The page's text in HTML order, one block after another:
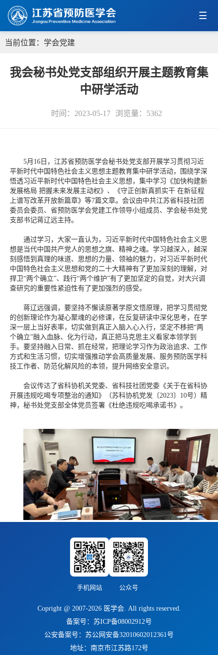
当前位置： 学会党建
我会秘书处党支部组织开展主题教育集
中研学活动
时间：2023-05-17 浏览量： 5362
5月16日，江苏省预防医学会秘书处党支部开展学习贯彻习近
平新时代中国特色社会主义思想主题教育集中研学活动，围绕学深
悟透习近平新时代中国特色社会主义思想，集中学习《加快构建新
发展格局 把握未来发展主动权》、《守正创新真抓实干 在新征程
上谱写改革开放新篇章》等7篇文章。会议由中共江苏省科技社团
委员会委员、省预防医学会党建工作领导小组成员、学会秘书处党
支部书记蒋辽远主持。
通过学习，大家一直认为，习近平新时代中国特色社会主义思
想是当代中国共产党人的思想之旗、精神之魂。学习越深入，越深
刻感悟到真理的味道、思想的力量、领袖的魅力，对习近平新时代
中国特色社会主义思想和党的二十大精神有了更加深刻的理解，对
捍卫“两个确立”、践行“两个维护”有了更加坚定的自觉，对大兴调
查研究的重要性紧迫性有了更加强烈的感受。
蒋辽远强调，要坚持不懈读原著学原文悟原理，把学习贯彻党
的创新理论作为凝心聚魂的必修课，在反复研读中深化思考，在学
深一层上当好表率，切实做到真正入脑入心入行，坚定不移把“两
个确立”融入血脉、化为行动，真正把马克思主义看家本领学到
手。要坚持融入日常、抓在经常，把理论学习作为政治追求、工作
方式和生活习惯，切实增强推动学会高质量发展、服务预防医学科
技工作者、防范化解风险的本领，提升网络安全意识。
会议传达了省科协机关党委、省科技社团党委《关于在省科协
开展违规吃喝专项整治的通知》（苏科协机党发〔2023〕10号）精
神，秘书处党支部全体党员签署《杜绝违规吃喝承诺书》。
手机网站 公众号
Copright @ 2007-2026 医学会. All rights reserved.
备案号：苏ICP备08002912号
公安备案号：苏公网安备32010602012361号
地址：南京市江苏路172号